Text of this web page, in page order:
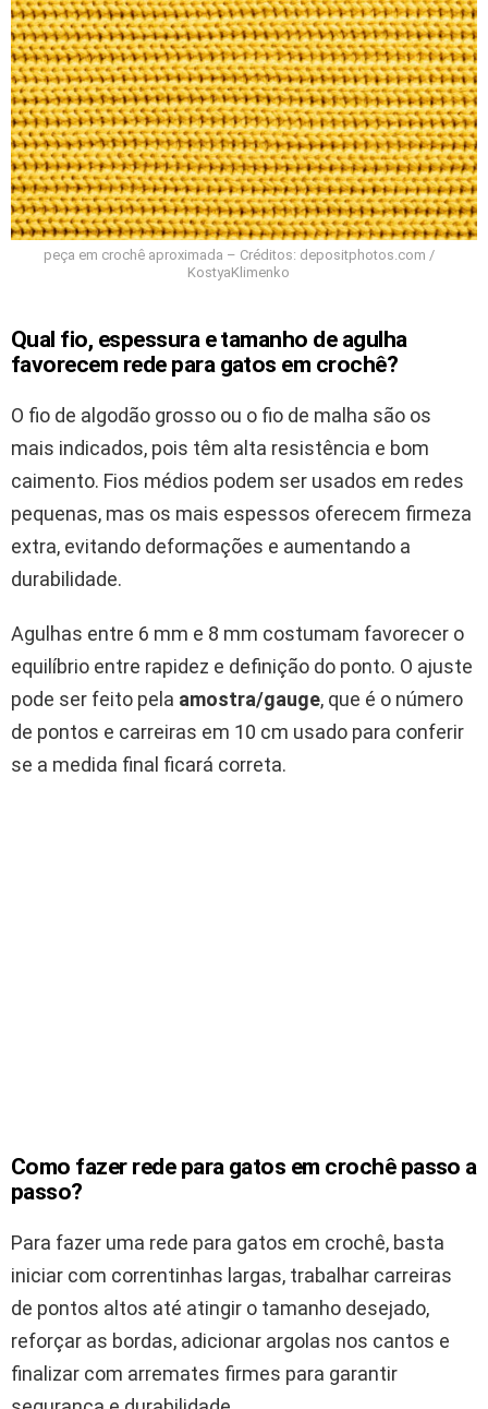
peça em crochê aproximada – Créditos: depositphotos.com /
KostyaKlimenko
Qual fio, espessura e tamanho de agulha
favorecem rede para gatos em crochê?
O fio de algodão grosso ou o fio de malha são os
mais indicados, pois têm alta resistência e bom
caimento. Fios médios podem ser usados em redes
pequenas, mas os mais espessos oferecem firmeza
extra, evitando deformações e aumentando a
durabilidade.
Agulhas entre 6 mm e 8 mm costumam favorecer o
equilíbrio entre rapidez e definição do ponto. O ajuste
pode ser feito pela amostra/gauge, que é o número
de pontos e carreiras em 10 cm usado para conferir
se a medida final ficará correta.
Como fazer rede para gatos em crochê passo a
passo?
Para fazer uma rede para gatos em crochê, basta
iniciar com correntinhas largas, trabalhar carreiras
de pontos altos até atingir o tamanho desejado,
reforçar as bordas, adicionar argolas nos cantos e
finalizar com arremates firmes para garantir